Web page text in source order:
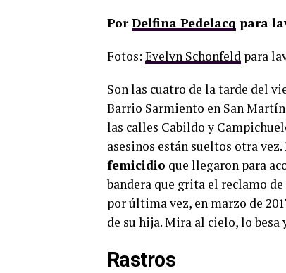
PorDelfina Pedelacq para
Fotos: Evelyn Schonfeld para
Son las cuatro de la tarde del
Barrio Sarmiento en San
las calles Cabildo y
asesinos están sueltos otra
femicidio que llegaron para
bandera que grita el reclamo
por última vez, en marzo de
de su hija. Mira al cielo, lo besa
Rastros